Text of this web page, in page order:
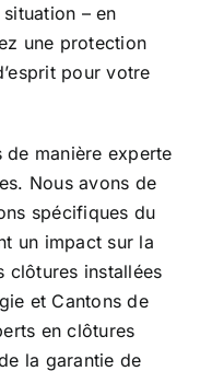
– en
une protection
pour votre
manière experte
Nous avons de
spécifiques du
un impact sur la
clôtures installées
et Cantons de
en clôtures
la garantie de